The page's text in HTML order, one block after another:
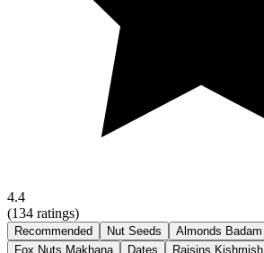
4.4
(134 ratings)
Recommended Nut Seeds Almonds Badam
Fox Nuts Makhana
Dates Raisins Kishmish